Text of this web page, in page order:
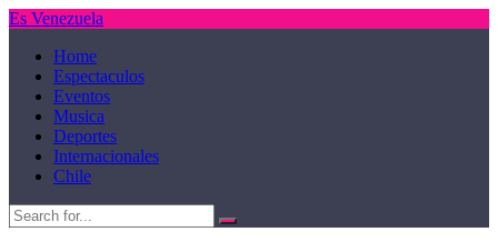
Es Venezuela
Home
Espectaculos
Eventos
Musica
Deportes
Internacionales
Chile